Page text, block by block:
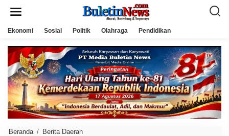
Ekonomi Sosial Politik Olahraga Pendidikan
Beranda / Berita Daerah